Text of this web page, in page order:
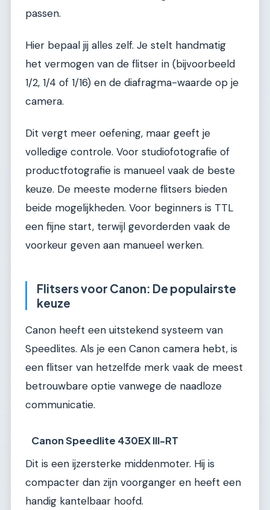
passen.
Hier bepaal jij alles zelf. Je stelt handmatig
het vermogen van de flitser in (bijvoorbeeld
1/2, 1/4 of 1/16) en de diafragma-waarde op je
camera.
Dit vergt meer oefening, maar geeft je
volledige controle. Voor studiofotografie of
productfotografie is manueel vaak de beste
keuze. De meeste moderne flitsers bieden
beide mogelijkheden. Voor beginners is TTL
een fijne start, terwijl gevorderden vaak de
voorkeur geven aan manueel werken.
Flitsers voor Canon: De populairste
keuze
Canon heeft een uitstekend systeem van
Speedlites. Als je een Canon camera hebt, is
een flitser van hetzelfde merk vaak de meest
betrouwbare optie vanwege de naadloze
communicatie.
Canon Speedlite 430EX III-RT
Dit is een ijzersterke middenmoter. Hij is
compacter dan zijn voorganger en heeft een
handig kantelbaar hoofd.